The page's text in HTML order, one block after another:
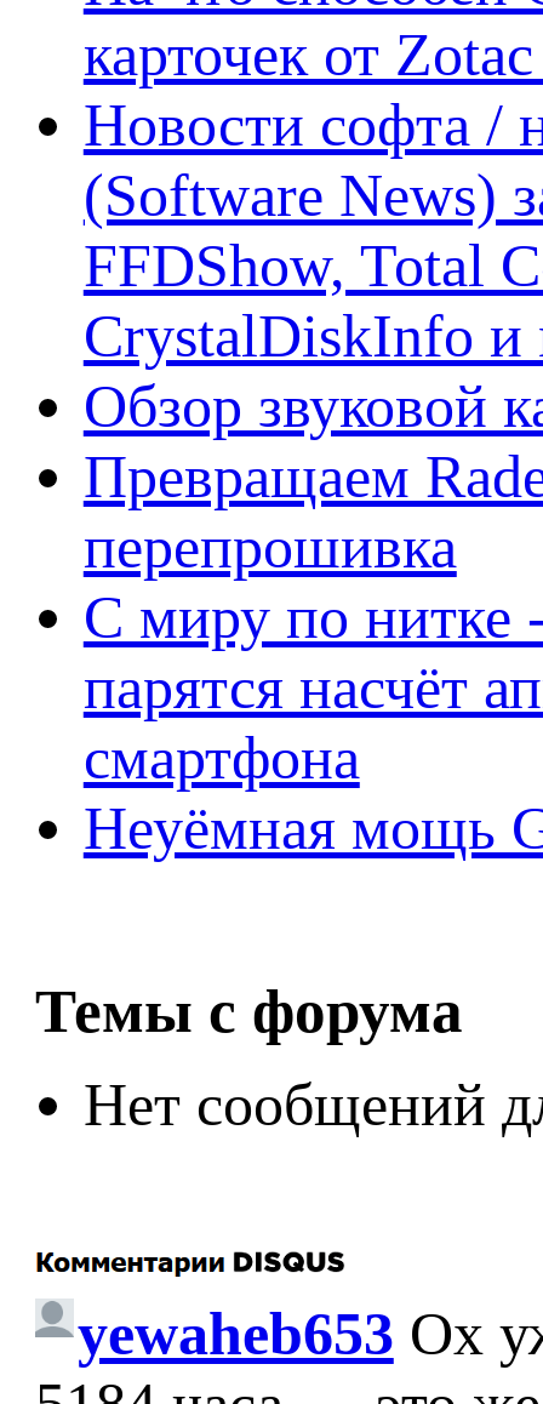
карточек от
Новости софта /
(Software News)
FFDShow, Total
CrystalDiskInfo и
Обзор звуковой
Превращаем
перепрошивка
С миру по нитке
парятся насчёт
смартфона
Неуёмная мощь
Темы с форума
Нет сообщений
yewaheb653 Ох